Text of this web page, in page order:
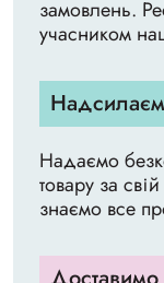
замовлень.
учасником
Надаємо
товару за
знаємо все